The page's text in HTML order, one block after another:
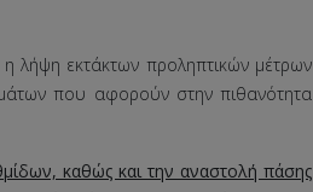
λήψη εκτάκτων προληπτικών μέτρων
που αφορούν στην πιθανότητα
καθώς και την αναστολή πάσης